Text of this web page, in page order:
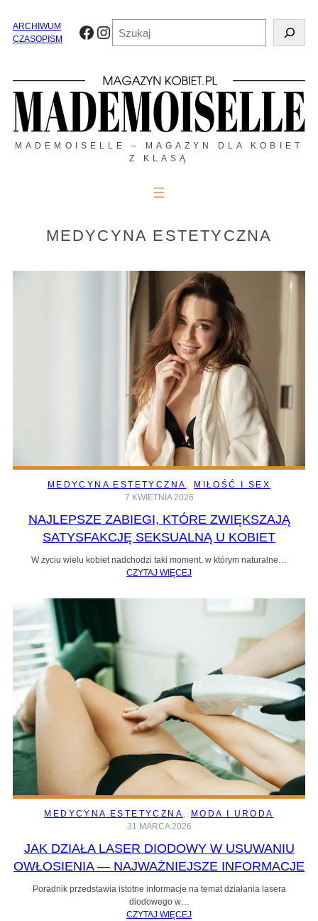
treściARCHIWUM
CZASOPISM
Facebook
Instagram
MADEMOISELLE – MAGAZYN DLA KOBIET
Z KLASĄ
MEDYCYNA ESTETYCZNA
MEDYCYNA ESTETYCZNA
MIŁOŚĆ I SEX
7 KWIETNIA 2026
NAJLEPSZE ZABIEGI, KTÓRE ZWIĘKSZAJĄ
SATYSFAKCJĘ SEKSUALNĄ U KOBIET
W życiu wielu kobiet nadchodzi taki moment, w którym naturalne…
CZYTAJ WIĘCEJ
MEDYCYNA ESTETYCZNA ,
MODA I URODA
31 MARCA 2026
JAK DZIAŁA LASER DIODOWY W USUWANIU
OWŁOSIENIA — NAJWAŻNIEJSZE INFORMACJE
Poradnik przedstawia istotne informacje na temat działania lasera
diodowego w…
CZYTAJ WIĘCEJ